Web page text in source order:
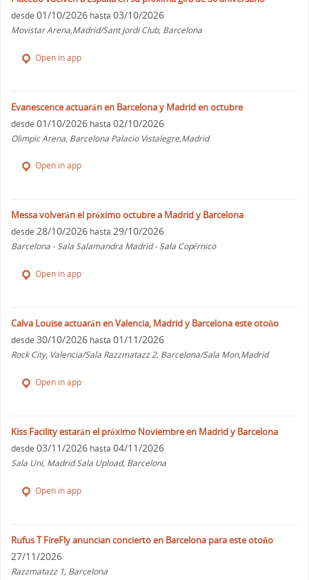
desde 01/10/2026 hasta 03/10/2026
Movistar Arena,Madrid/Sant Jordi Club, Barcelona
Open in app
Evanescence actuarán en Barcelona y Madrid en octubre
desde 01/10/2026 hasta 02/10/2026
Olimpic Arena, Barcelona Palacio Vistalegre,Madrid
Open in app
Messa volverán el próximo octubre a Madrid y Barcelona
desde 28/10/2026 hasta 29/10/2026
Barcelona - Sala Salamandra Madrid - Sala Copérnico
Open in app
Calva Louise actuarán en Valencia, Madrid y Barcelona este otoño
desde 30/10/2026 hasta 01/11/2026
Rock City, Valencia/Sala Razzmatazz 2, Barcelona/Sala Mon,Madrid
Open in app
Kiss Facility estarán el próximo Noviembre en Madrid y Barcelona
desde 03/11/2026 hasta 04/11/2026
Sala Uni, Madrid Sala Upload, Barcelona
Open in app
Rufus T FireFly anuncian concierto en Barcelona para este otoño
27/11/2026
Razzmatazz 1, Barcelona